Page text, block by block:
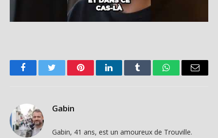
FacebookTwitter PinterestLinkedInTumblr WhatsAppEmail
Gabin
Gabin, 41 ans, est un amoureux de Trouville.